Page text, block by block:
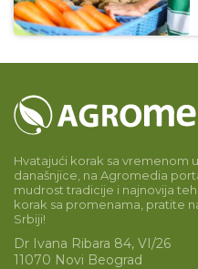
Hvatajući korak sa vremenom
današnjice, na Agromedia
mudrost tradicije i najnovija
korak sa promenama, pratite
Srbiji!
Dr Ivana Ribara 84, VI/26
11070 Novi Beograd